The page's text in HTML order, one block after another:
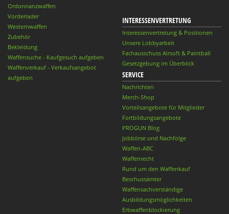
Ordonnanzwaffen
Vorderlader
Westernwaffen
Zubehör
Bekleidung
Waffensuche - Kaufgesuch aufgeben
Waffenverkauf - Verkaufsangebot
aufgeben
INTERESSENVERTRETUNG
Interessenvertretung & Positionen
Unsere Lobbyarbeit
Fachausschuss Airsoft & Paintball
Gesetzgebung im Überblick
SERVICE
Nachrichten
Merch-Shop
Vorteilsangebote für Mitglieder
Fortbildungsangebote
PROGUN Blog
Jobbörse und Nachfolge
Waffen-ABC
Waffenrecht
Rund um den Waffenkauf
Beschussämter
Waffensachverständige
Ausbildungsmöglichkeiten
Erbwaffenblockierung